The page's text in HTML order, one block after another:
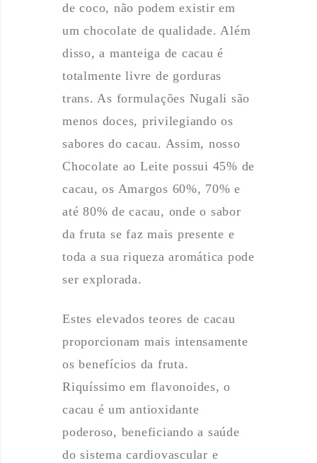
de coco, não podem existir em
um chocolate de qualidade. Além
disso, a manteiga de cacau é
totalmente livre de gorduras
trans. As formulações Nugali são
menos doces, privilegiando os
sabores do cacau. Assim, nosso
Chocolate ao Leite possui 45% de
cacau, os Amargos 60%, 70% e
até 80% de cacau, onde o sabor
da fruta se faz mais presente e
toda a sua riqueza aromática pode
ser explorada.
Estes elevados teores de cacau
proporcionam mais intensamente
os benefícios da fruta.
Riquíssimo em flavonoides, o
cacau é um antioxidante
poderoso, beneficiando a saúde
do sistema cardiovascular e